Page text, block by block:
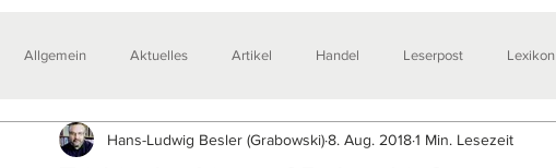
Allgemein Aktuelles Artikel Handel Leserpost Lexikon
Veranstaltungen Zitate Ausstellungen
Hans-Ludwig Besler (Grabowski)8. Aug. 20181 Min. Lesezeit